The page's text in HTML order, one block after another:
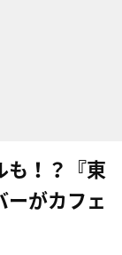
も！？『東
ーがカフェ